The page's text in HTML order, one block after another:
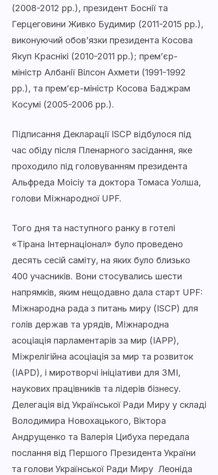
(2008-2012 рр.), президент Боснії та
Герцеговини Живко Будимир (2011-2015 рр.),
виконуючий обов’язки президента Косова
Якуп Краснікі (2010-2011 рр.); прем’єр-
міністр Албанії Вілсон Ахмети (1991-1992
рр.), та прем’єр-міністр Косова Баджрам
Косумі (2005-2006 рр.).
Підписання Декларації ISCP відбулося під
час обіду після Пленарного засідання, яке
проходило під головуванням президента
Альфреда Моісіу та доктора Томаса Уолша,
голови Міжнародної UPF.
Того дня та наступного ранку в готелі
«Тірана Інтернаціонал» було проведено
десять сесій саміту, на яких було близько
400 учасників. Вони стосувались шести
напрямків, яким нещодавно дала старт UPF:
Міжнародна рада з питань миру (ISCP) для
голів держав та урядів, Міжнародна
асоціація парламентарів за мир (IAPP),
Міжрелігійна асоціація за мир та розвиток
(IAPD), і миротворчі ініціативи для ЗМІ,
наукових працівників та лідерів бізнесу.
Делегація від Української Ради Миру у складі
Володимира Новохацького, Віктора
Андрущенко та Валерія Цибуха передала
послання від Першого Президента України
та голови Української Ради Миру Леоніда